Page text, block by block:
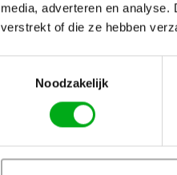
media, adverteren en analyse.
verstrekt of die ze hebben
Noodzakelijk